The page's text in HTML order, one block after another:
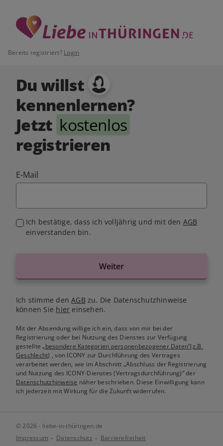
Bereits registriert? Login
Du willst
kennenlernen?
Jetzt kostenlos
registrieren
E-Mail
Ich bestätige, dass ich volljährig und mit den AGB
einverstanden bin.
Weiter
Ich stimme denAGB zu. Die Datenschutzhinweise
können Sie hier einsehen.
Mit der Absendung willige ich ein, dass von mir bei der
Registrierung oder bei Nutzung des Dienstes zur Verfügung
gestellte„besondere Kategorien personenbezogener Daten“(z.B.
Geschlecht) , von ICONY zur Durchführung des Vertrages
verarbeitet werden, wie im Abschnitt „Abschluss der Registrierung
und Nutzung des ICONY-Dienstes (Vertragsdurchführung)“ der
Datenschutzhinweise näher beschrieben. Diese Einwilligung kann
ich jederzeit mit Wirkung für die Zukunft widerrufen.
© 2026 - liebe-in-thüringen.de
Impressum
Datenschutz Barrierefreiheit